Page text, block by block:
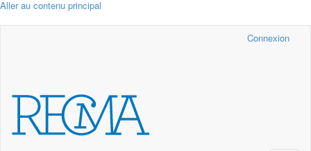
Aller au contenu principal
Connexion